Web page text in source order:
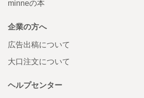
minneの本
企業の方へ
広告出稿について
大口注文について
ヘルプセンター